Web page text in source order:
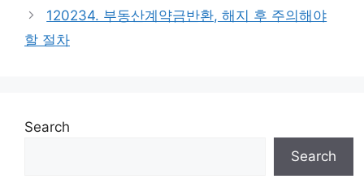
120234. 부동산계약금반환, 해지 후 주의해야
할 절차
Search
Search